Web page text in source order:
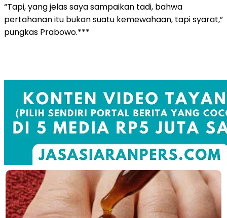
“Tapi, yang jelas saya sampaikan tadi, bahwa
pertahanan itu bukan suatu kemewahaan, tapi syarat,”
pungkas Prabowo.***